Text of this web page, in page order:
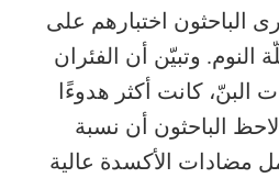
الباحثون اختبارهم على
وتبيّن أن الفئران
البنّ، كانت أكثر هدوءًا
الباحثون أن نسبة
مضادات الأكسدة عالية